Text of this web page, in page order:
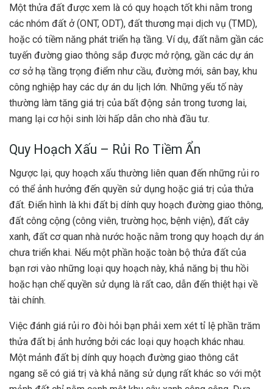
Một thửa đất được xem là có quy hoạch tốt khi nằm trong
các nhóm đất ở (ONT, ODT), đất thương mại dịch vụ (TMD),
hoặc có tiềm năng phát triển hạ tầng. Ví dụ, đất nằm gần các
tuyến đường giao thông sắp được mở rộng, gần các dự án
cơ sở hạ tầng trọng điểm như cầu, đường mới, sân bay, khu
công nghiệp hay các dự án du lịch lớn. Những yếu tố này
thường làm tăng giá trị của bất động sản trong tương lai,
mang lại cơ hội sinh lời hấp dẫn cho nhà đầu tư.
Quy Hoạch Xấu – Rủi Ro Tiềm Ẩn
Ngược lại, quy hoạch xấu thường liên quan đến những rủi ro
có thể ảnh hưởng đến quyền sử dụng hoặc giá trị của thửa
đất. Điển hình là khi đất bị dính quy hoạch đường giao thông,
đất công cộng (công viên, trường học, bệnh viện), đất cây
xanh, đất cơ quan nhà nước hoặc nằm trong quy hoạch dự án
chưa triển khai. Nếu một phần hoặc toàn bộ thửa đất của
bạn rơi vào những loại quy hoạch này, khả năng bị thu hồi
hoặc hạn chế quyền sử dụng là rất cao, dẫn đến thiệt hại về
tài chính.
Việc đánh giá rủi ro đòi hỏi bạn phải xem xét tỉ lệ phần trăm
thửa đất bị ảnh hưởng bởi các loại quy hoạch khác nhau.
Một mảnh đất bị dính quy hoạch đường giao thông cắt
ngang sẽ có giá trị và khả năng sử dụng rất khác so với một